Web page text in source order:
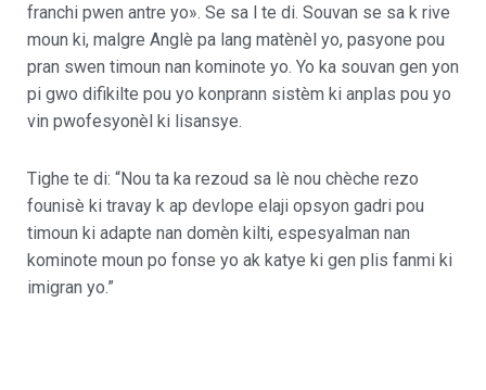
franchi pwen antre yo». Se sa l te di. Souvan se sa k rive
moun ki, malgre Anglè pa lang matènèl yo, pasyone pou
pran swen timoun nan kominote yo. Yo ka souvan gen yon
pi gwo difikilte pou yo konprann sistèm ki anplas pou yo
vin pwofesyonèl ki lisansye.
Tighe te di: “Nou ta ka rezoud sa lè nou chèche rezo
founisè ki travay k ap devlope elaji opsyon gadri pou
timoun ki adapte nan domèn kilti, espesyalman nan
kominote moun po fonse yo ak katye ki gen plis fanmi ki
imigran yo.”